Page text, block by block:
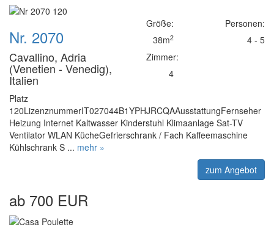
Nr. 2070
Cavallino, Adria
(Venetien - Venedig),
Italien
Größe:
38m2
Zimmer:
4
Personen:
4 - 5
Platz
120LizenznummerIT027044B1YPHJRCQAAusstattungFernseher
Heizung Internet Kaltwasser Kinderstuhl Klimaanlage Sat-TV
Ventilator WLAN KücheGefrierschrank / Fach Kaffeemaschine
Kühlschrank S ... mehr »
zum Angebot
ab 700 EUR